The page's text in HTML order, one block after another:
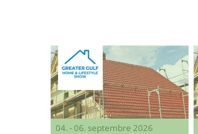
04. - 06. septembre 2026